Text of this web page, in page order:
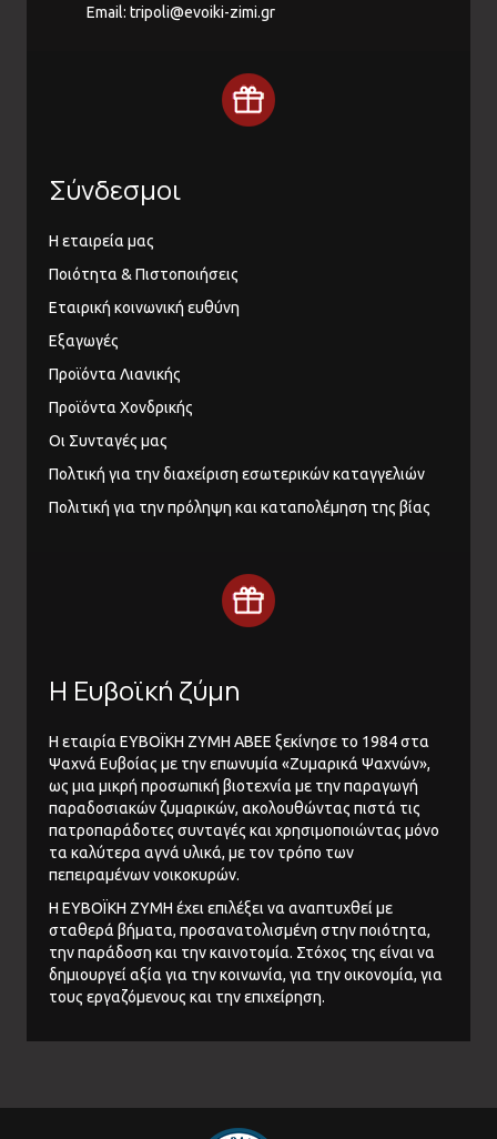
Email: tripoli@evoiki-zimi.gr
Σύνδεσμοι
Η εταιρεία μας
Ποιότητα & Πιστοποιήσεις
Εταιρική κοινωνική ευθύνη
Εξαγωγές
Προϊόντα Λιανικής
Προϊόντα Χονδρικής
Οι Συνταγές μας
Πολτική για την διαχείριση εσωτερικών καταγγελιών
Πολιτική για την πρόληψη και καταπολέμηση της βίας
Η Ευβοϊκή ζύμη
Η εταιρία ΕΥΒΟΪΚΗ ΖΥΜΗ ΑΒΕΕ ξεκίνησε το 1984 στα
Ψαχνά Ευβοίας με την επωνυμία «Ζυμαρικά Ψαχνών»,
ως μια μικρή προσωπική βιοτεχνία με την παραγωγή
παραδοσιακών ζυμαρικών, ακολουθώντας πιστά τις
πατροπαράδοτες συνταγές και χρησιμοποιώντας μόνο
τα καλύτερα αγνά υλικά, με τον τρόπο των
πεπειραμένων νοικοκυρών.
Η ΕΥΒΟΪΚΗ ΖΥΜΗ έχει επιλέξει να αναπτυχθεί με
σταθερά βήματα, προσανατολισμένη στην ποιότητα,
την παράδοση και την καινοτομία. Στόχος της είναι να
δημιουργεί αξία για την κοινωνία, για την οικονομία, για
τους εργαζόμενους και την επιχείρηση.